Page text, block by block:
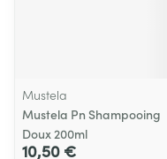
Mustela
Mustela Pn Shampooing
Doux 200ml
10,50 €